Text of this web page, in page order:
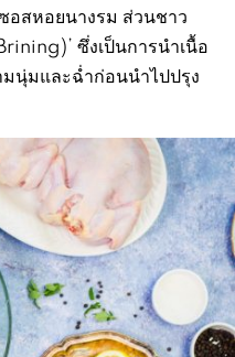
อสหอยนางรม ส่วนชาว
ซึ่งเป็นการนำเนื้อ
นุ่มและฉ่ำก่อนนำไปปรุง